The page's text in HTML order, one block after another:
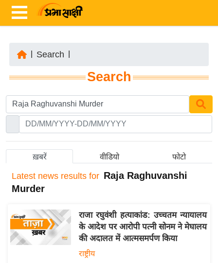
ज़ा
ख
र
ष्ट्री
अं
त
ष्ट्री
य
बि
Search
Search
ख़बरें वीडियो फोटो
Latest news results for Raja Raghuvanshi
Murder
राजा रघुवंशी हत्याकांड: उच्चतम न्यायालय
के आदेश पर आरोपी पत्नी सोनम ने मेघालय
की अदालत में आत्मसमर्पण किया
राष्ट्रीय